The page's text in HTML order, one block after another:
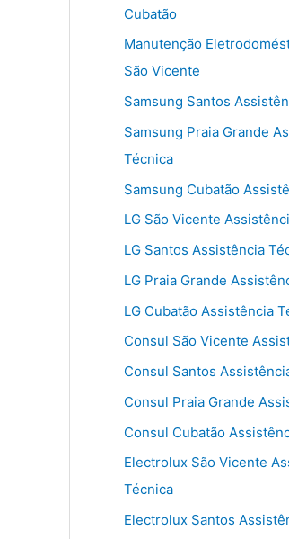
Cubatão
Manutenção
São Vicente
Samsung Santos
Samsung Praia Grande
Técnica
Samsung Cubatão
LG São Vicente
LG Santos Assistência
LG Praia Grande
LG Cubatão Assistência
Consul São Vicente
Consul Santos
Consul Praia Grande
Consul Cubatão
Electrolux São Vicente
Técnica
Electrolux Santos